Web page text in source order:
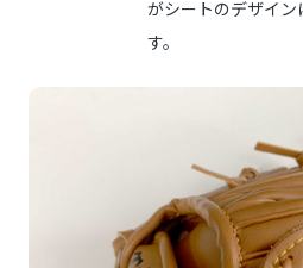
がシートのデザイ
す。